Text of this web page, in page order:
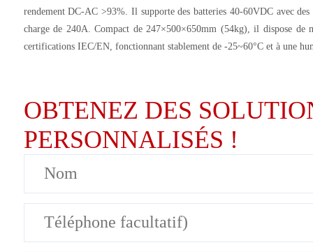
rendement DC-AC >93%. Il supporte des batteries 40-60VDC avec
charge de 240A. Compact de 247×500×650mm (54kg), il dispose de
certifications IEC/EN, fonctionnant stablement de -25~60°C et à une
OBTENEZ DES
PERSONNALISÉS !